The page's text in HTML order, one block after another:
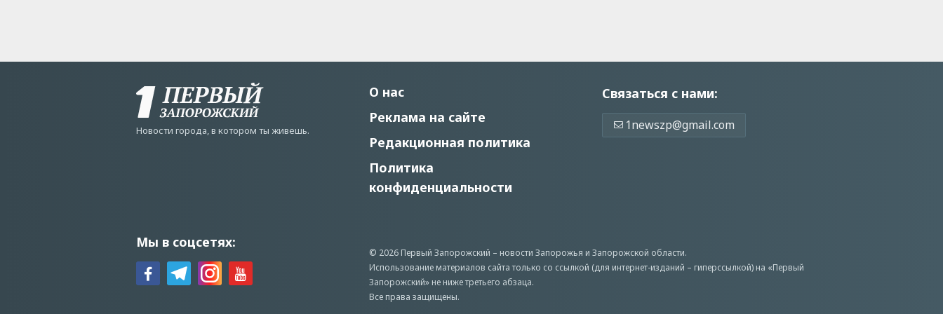
Новости города, в котором ты живешь.
О нас
Реклама на сайте
Редакционная политика
Политика
конфиденциальности
Связаться с нами:
1newszp@gmail.com
Мы в соцсетях:
© 2026 Первый Запорожский – новости Запорожья и Запорожской области.
Использование материалов сайта только со ссылкой (для интернет-изданий – гиперссылкой) на «Первый
Запорожский» не ниже третьего абзаца.
Все права защищены.